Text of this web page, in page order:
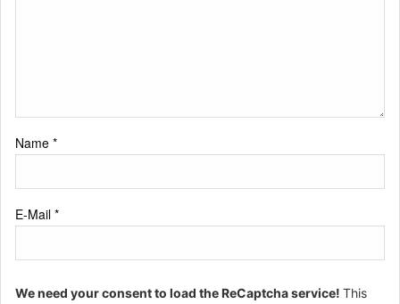
Name *
E-Mail *
We need your consent to load the ReCaptcha service! This